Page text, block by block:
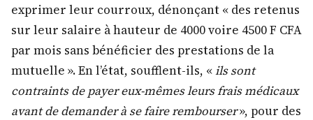
exprimer leur courroux, dénonçant « des retenus
sur leur salaire à hauteur de 4000 voire 4500 F CFA
par mois sans bénéficier des prestations de la
mutuelle ». En l’état, soufflent-ils, «ils sont
contraints de payer eux-mêmes leurs frais médicaux
avant de demander à se faire rembourser», pour des